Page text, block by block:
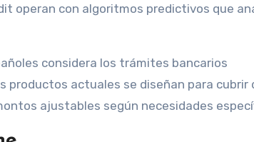
operan con algoritmos predictivos que
considera los trámites bancarios
productos actuales se diseñan para cubrir
ajustables según necesidades